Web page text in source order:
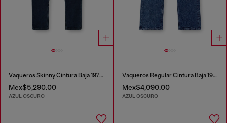
Vaqueros Skinny Cintura Baja 1979 Sleenker
Mex$5,290.00
AZUL OSCURO
Vaqueros Regular Cintura Baja 1985 Larkee
Mex$4,090.00
AZUL OSCURO